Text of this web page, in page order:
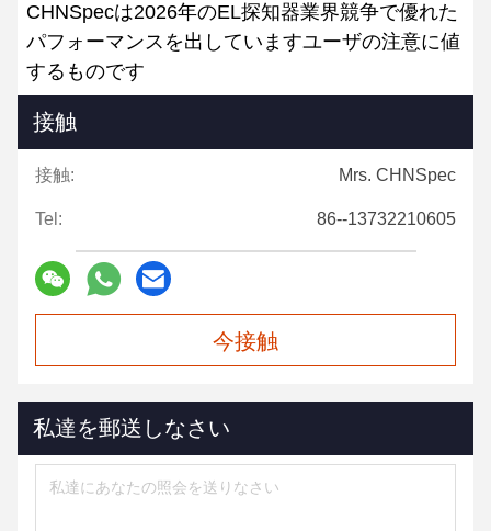
CHNSpecは2026年のEL探知器業界競争で優れた
パフォーマンスを出していますユーザの注意に値
するものです
接触
接触: Mrs. CHNSpec
Tel: 86--13732210605
今接触
私達を郵送しなさい